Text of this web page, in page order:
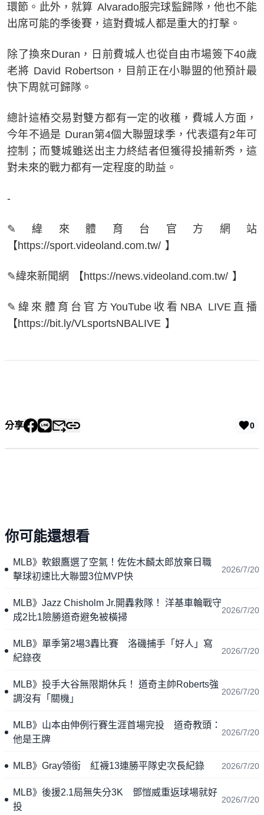
環節。此外，就算 Alvarado服完球監歸隊，他也不能
出席可能的季後賽，這對費城人都是重大的打擊。
除了換來Duran，日前費城人也從自由市場簽下40歲
老將 David Robertson，目前正在小聯盟的他預計最
快下周就可歸隊。
總計這樁交易對雙方都有一定的收穫，費城人方面，
今年不過是 Duran第4個大聯盟球季，代表還有2年可
控制；而雙城雖送出主力終結者但獲得投捕新秀，這
對未來的戰力都有一定程度的助益。
-
✎緯來體育台官方網站
【https://sport.videoland.com.tw/ 】
✎緯來新聞網 【https://news.videoland.com.tw/ 】
✎緯來體育台官方YouTube收看NBA LIVE直播
【https://bit.ly/VLsportsNBALIVE 】
分享 0
你可能還想看
MLB》軟銀鷹選了空氣！佐佐木麟太郎放棄日職
擊球初速比大聯盟3位MVP快
2026/7/20
MLB》Jazz Chisholm Jr.開轟救隊！ 洋基車輪戰守
成2比1險勝道奇避免被橫掃
2026/7/20
MLB》單季第2場3轟比賽 洛磯捕手「好人」寫
紀錄夜
2026/7/20
MLB》投手大谷無限期休兵！ 道奇主帥Roberts強
調沒有「關機」
2026/7/20
MLB》山本由伸例行賽生涯首場完投 道奇教頭：
他是王牌
2026/7/20
MLB》Gray領銜 紅襪13連勝平隊史次長紀錄 2026/7/20
MLB》後援2.1局無失分3K 鄧愷威重返球場就好
投
2026/7/20